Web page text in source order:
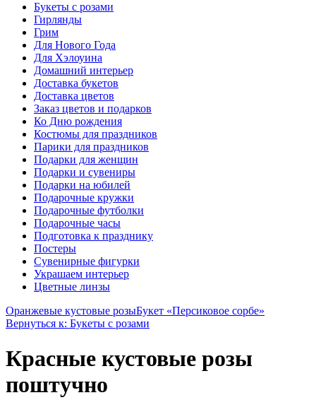
Букеты с розами
Гирлянды
Грим
Для Нового Года
Для Хэлоуина
Домашний интерьер
Доставка букетов
Доставка цветов
Заказ цветов и подарков
Ко Дню рождения
Костюмы для праздников
Парики для праздников
Подарки для женщин
Подарки и сувениры
Подарки на юбилей
Подарочные кружки
Подарочные футболки
Подарочные часы
Подготовка к празднику
Постеры
Сувенирные фигурки
Украшаем интерьер
Цветные линзы
Оранжевые кустовые розыБукет «Персиковое сорбе»
Вернуться к: Букеты с розами
Красные кустовые розы
поштучно